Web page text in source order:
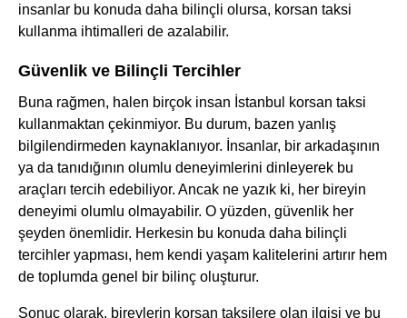
insanlar bu konuda daha bilinçli olursa, korsan taksi
kullanma ihtimalleri de azalabilir.
Güvenlik ve Bilinçli Tercihler
Buna rağmen, halen birçok insan İstanbul korsan taksi
kullanmaktan çekinmiyor. Bu durum, bazen yanlış
bilgilendirmeden kaynaklanıyor. İnsanlar, bir arkadaşının
ya da tanıdığının olumlu deneyimlerini dinleyerek bu
araçları tercih edebiliyor. Ancak ne yazık ki, her bireyin
deneyimi olumlu olmayabilir. O yüzden, güvenlik her
şeyden önemlidir. Herkesin bu konuda daha bilinçli
tercihler yapması, hem kendi yaşam kalitelerini artırır hem
de toplumda genel bir bilinç oluşturur.
Sonuç olarak, bireylerin korsan taksilere olan ilgisi ve bu